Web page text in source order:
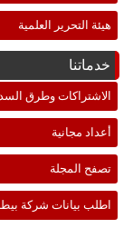
هيئة التحرير العلمية
خدماتنا
الاشتراكات وطرق
أعداد مجانية
تصفح المجلة
اطلب بيانات شركة